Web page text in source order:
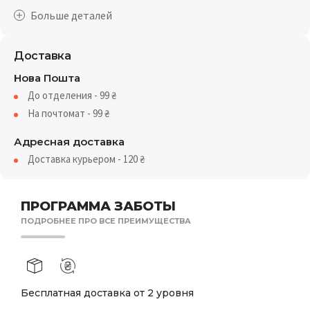
ПРОГРАММА ЗАБОТЫ
ПОДРОБНЕЕ ПРО ВСЕ ПРЕИМУЩЕСТВА
Бесплатная доставка от 2 уровня
Доставка
Нова Пошта
До отделения - 99₴
На почтомат - 99₴
Адресная доставка
Доставка курьером - 120₴